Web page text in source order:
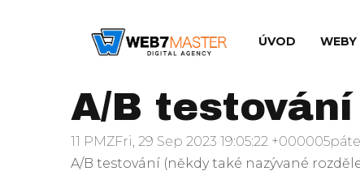
ÚVOD WEBY
A/B testování
11 PMZFri, 29 Sep 2023 19:05:22
A/B testování (někdy také nazývané